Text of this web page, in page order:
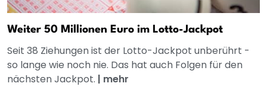
Weiter 50 Millionen Euro im Lotto-Jackpot
Seit 38 Ziehungen ist der Lotto-Jackpot unberührt -
so lange wie noch nie. Das hat auch Folgen für den
nächsten Jackpot. | mehr